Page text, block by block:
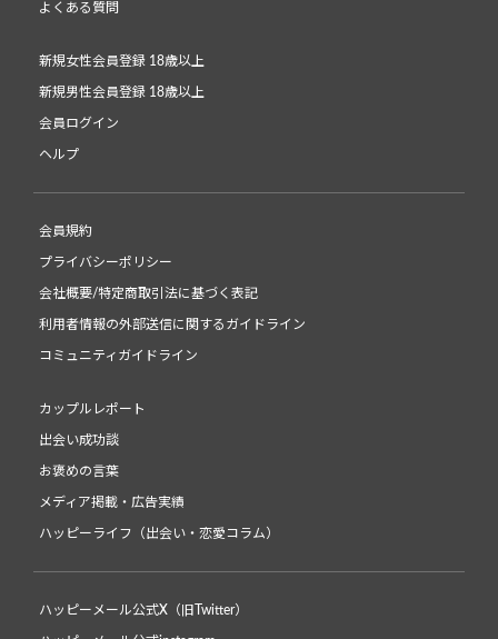
よくある質問
新規女性会員登録 18歳以上
新規男性会員登録 18歳以上
会員ログイン
ヘルプ
会員規約
プライバシーポリシー
会社概要/特定商取引法に基づく表記
利用者情報の外部送信に関するガイドライン
コミュニティガイドライン
カップルレポート
出会い成功談
お褒めの言葉
メディア掲載・広告実績
ハッピーライフ（出会い・恋愛コラム）
ハッピーメール公式X（旧Twitter）